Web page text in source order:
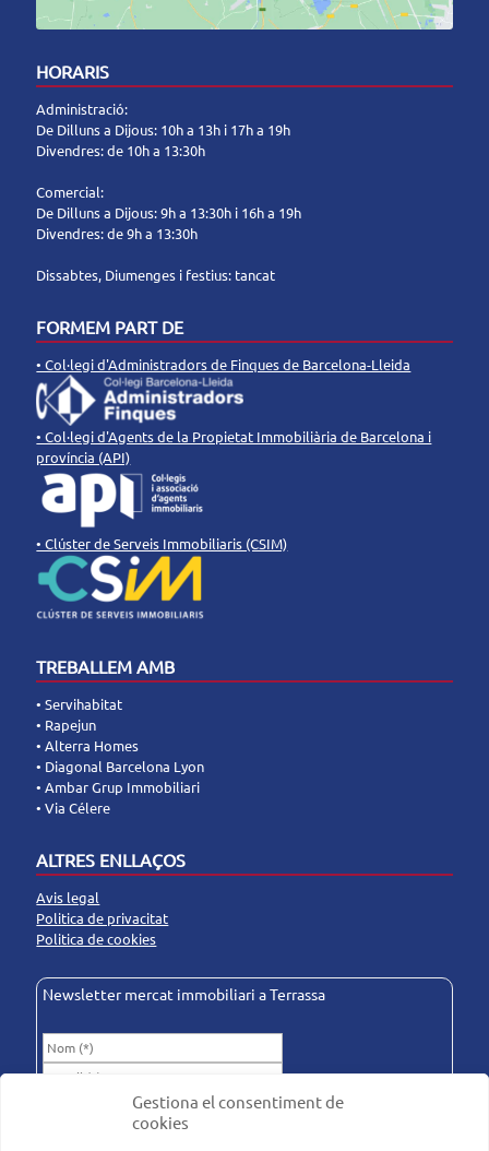
Gestiona el consentiment de
cookies
HORARIS
Administració:
De Dilluns a Dijous: 10h a 13h i 17h a 19h
Divendres: de 10h a 13:30h
Comercial:
De Dilluns a Dijous: 9h a 13:30h i 16h a 19h
Divendres: de 9h a 13:30h
Dissabtes, Diumenges i festius: tancat
FORMEM PART DE
• Col·legi d'Administradors de Finques de Barcelona-Lleida
• Col·legi d'Agents de la Propietat Immobiliària de Barcelona i
província (API)
• Clúster de Serveis Immobiliaris (CSIM)
TREBALLEM AMB
• Servihabitat
• Rapejun
• Alterra Homes
• Diagonal Barcelona Lyon
• Ambar Grup Immobiliari
• Via Célere
ALTRES ENLLAÇOS
Avis legal
Politica de privacitat
Politica de cookies
Newsletter mercat immobiliari a Terrassa
He llegit i accepto laPolitica de privacitat. (*)
Autoritzo l'enviament d'informació. (*)